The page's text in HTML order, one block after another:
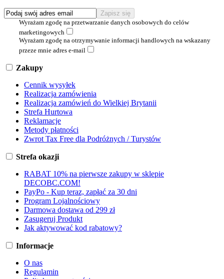
Wyrażam zgodę na przetwarzanie danych osobowych do celów
marketingowych
Wyrażam zgodę na otrzymywanie informacji handlowych na wskazany
przeze mnie adres e-mail
Zakupy
Cennik wysyłek
Realizacja zamówienia
Realizacja zamówień do Wielkiej Brytanii
Strefa Hurtowa
Reklamacje
Metody płatności
Zwrot Tax Free dla Podróżnych / Turystów
Strefa okazji
RABAT 10% na pierwsze zakupy w sklepie
DECOBC.COM!
PayPo - Kup teraz, zapłać za 30 dni
Program Lojalnościowy
Darmowa dostawa od 299 zł
Zasugeruj Produkt
Jak aktywować kod rabatowy?
Informacje
O nas
Regulamin